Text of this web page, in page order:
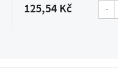
125,54 Kč -